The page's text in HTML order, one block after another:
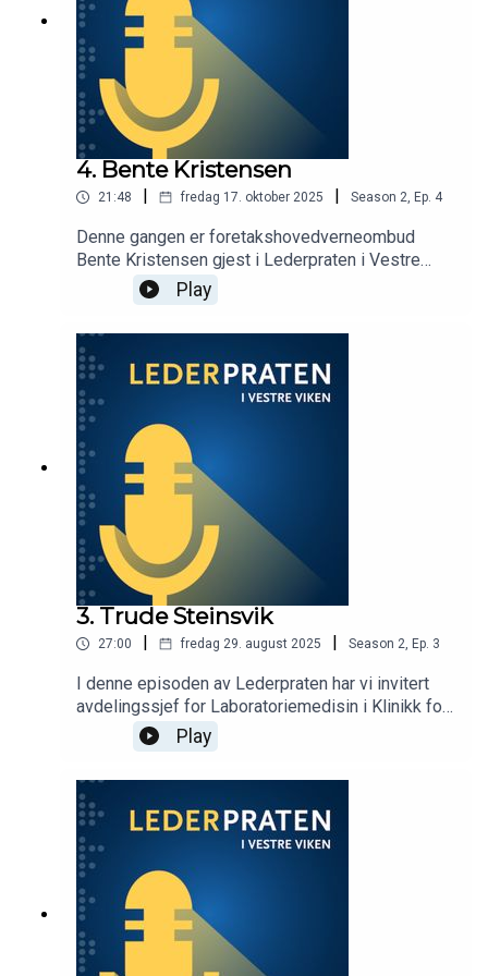
som den mest vellykkede flyttingen av et
sykehus noen gang? Programleder er Ellen
Svarstad Birkheim.
4. Bente Kristensen
21:48 | fredag 17. oktober 2025 | Season 2, Ep. 4
Denne gangen er foretakshovedverneombud
Bente Kristensen gjest i Lederpraten i Vestre
Viken. Hun snakker blant annet om hvordan ledere
kan ivareta sine ansatte ved uønskede hendelser,
og viktigheten av en åpen og lærende kultur.
Programleder er Beate Sand.
Play
3. Trude Steinsvik
27:00 fredag 29. august 2025 Season 2, Ep. 3
I denne episoden av Lederpraten har vi invitert
avdelingssjef for Laboratoriemedisin i Klinikk for
medisinsk diagnostikk, Trude Steinsvik, til å dele
sine råd om selvivaretakelse og hva som må til
for å motivere seg selv og medarbeiderne når
krav og forventninger kanskje overstiger
kapasiteten. Programleder er Ellen Svarstad
Birkheim.
Play